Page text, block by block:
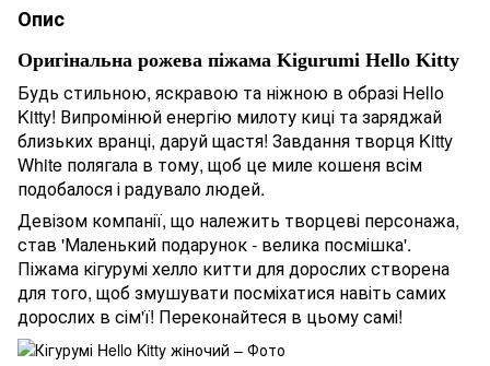
Опис
Оригінальна рожева піжама Kigurumi Hello Kitty
Будь стильною, яскравою та ніжною в образі Hello
Kitty! Випромінюй енергію милоту киці та заряджай
близьких вранці, даруй щастя! Завдання творця Kitty
White полягала в тому, щоб це миле кошеня всім
подобалося і радувало людей.
Девізом компанії, що належить творцеві персонажа,
став 'Маленький подарунок - велика посмішка'.
Піжама кігурумі хелло китти для дорослих створена
для того, щоб змушувати посміхатися навіть самих
дорослих в сім'ї! Переконайтеся в цьому самі!